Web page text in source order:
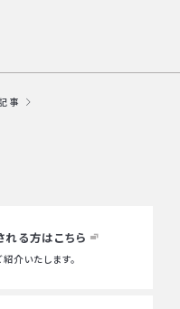
事
れる方はこちら
介いたします。